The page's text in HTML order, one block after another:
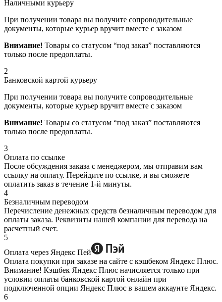
Наличными курьеру
При получении товара вы получите сопроводительные
документы, которые курьер вручит вместе с заказом
Внимание! Товары со статусом “под заказ” поставляются
только после предоплаты.
2
Банковской картой курьеру
При получении товара вы получите сопроводительные
документы, которые курьер вручит вместе с заказом
Внимание! Товары со статусом “под заказ” поставляются
только после предоплаты.
3
Оплата по ссылке
После обсуждения заказа с менеджером, мы отправим вам
ссылку на оплату. Перейдите по ссылке, и вы сможете
оплатить заказ в течение 1-й минуты.
4
Безналичным переводом
Перечисление денежных средств безналичным переводом для
оплаты заказа. Реквизиты нашей компании для перевода на
расчетный счет.
5
Оплата через Яндекс Пей
Оплата покупки при заказе на сайте с кэшбеком Яндекс Плюс.
Внимание! Кэшбек Яндекс Плюс начисляется только при
условии оплаты банковской картой онлайн при
подключенной опции Яндекс Плюс в вашем аккаунте Яндекс.
6